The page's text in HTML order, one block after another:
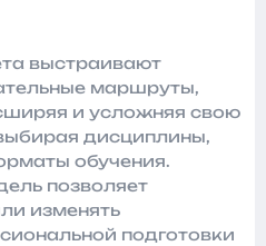
выстраивают
маршруты,
и усложняя свою
дисциплины,
обучения.
позволяет
изменять
подготовки